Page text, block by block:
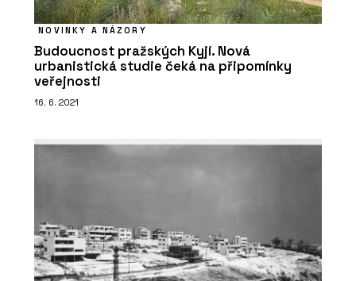
NOVINKY A NÁZORY
Budoucnost pražských Kyjí. Nová
urbanistická studie čeká na připomínky
veřejnosti
16. 6. 2021